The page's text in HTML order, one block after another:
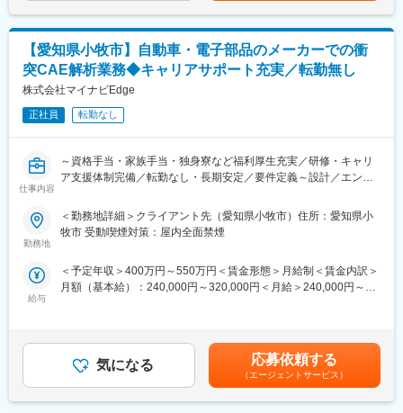
変更の範囲：会社の定める業務
当社は原子力関連施設のメンテナンス業界のリーディングカンパ
ニーです。スローガンに「人×技術でNext Stageへ」を掲げ常に新
しい挑戦を続けており、活躍のフィールドはRI（放射性同位元
素）関連の研究施設、核医学事業分野にまで広げています。
また人材育成にも力をいれており、離職率も低く長期就業される
方が多いことも魅力です。
■魅力：
当社はエネルギー関連施設のメンテナンスを担うエキスパート集
団です。当社の事業は人々の生活と切っても切り離せない原子力
今後も、サステナブルな環境実現に取り組む日本のエネルギー産
業を全社を挙げてサポートするため、日本の未来を支えたいとい
変更の範囲：会社の定める業務
【愛知県小牧市】自動車・電子部品のメーカーでの衝
突CAE解析業務◆キャリアサポート充実／転勤無し
株式会社マイナビEdge
正社員 転勤なし
仕事内容
～資格手当・家族手当・独身寮など福利厚生充実／研修・キャリ
ア支援体制完備／転勤なし・長期安定／要件定義～設計／エンジ
■マイナビEdgeの強み：
ー」の4名体制でフォロー
・定期面談（配属後1か月→3か月ごと）でキャリアやライフプラ
専門分野のスペシャリストなど多様なキャリアを選択可能。5年
後、10年後を見据えた長期的な成長を支援します。
◎安定した経営基盤＋長期キャリア形成
・マイナビグループ100％出資の安定企業
勤務地
＜勤務地詳細＞クライアント先（愛知県小牧市）住所：愛知県小
牧市 受動喫煙対策：屋内全面禁煙
給与
＜予定年収＞400万円～550万円＜賃金形態＞月給制＜賃金内訳＞
月額（基本給）：240,000円～320,000円＜月給＞240,000円～
記はあくまでも目安です。賃金はあくまでも目安の金額であり、
選考を通じて上下する可能性があります。月給(月額)は固定手当を
含めた表記です。
気になる 応募依頼する
（エージェントサービス）